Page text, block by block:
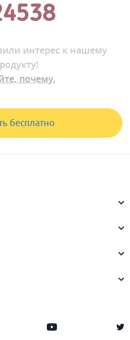
интерес к нашему
почему.
бесплатно